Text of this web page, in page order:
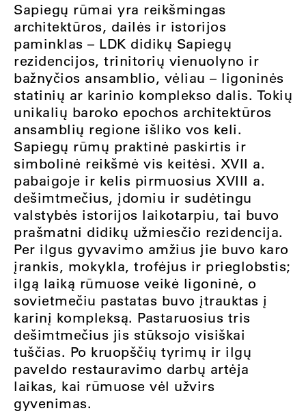
Sapiegų rūmai yra reikšmingas
architektūros, dailės ir istorijos
paminklas – LDK didikų Sapiegų
rezidencijos, trinitorių vienuolyno ir
bažnyčios ansamblio, vėliau – ligoninės
statinių ar karinio komplekso dalis. Tokių
unikalių baroko epochos architektūros
ansamblių regione išliko vos keli.
Sapiegų rūmų praktinė paskirtis ir
simbolinė reikšmė vis keitėsi. XVII a.
pabaigoje ir kelis pirmuosius XVIII a.
dešimtmečius, įdomiu ir sudėtingu
valstybės istorijos laikotarpiu, tai buvo
prašmatni didikų užmiesčio rezidencija.
Per ilgus gyvavimo amžius jie buvo karo
įrankis, mokykla, trofėjus ir prieglobstis;
ilgą laiką rūmuose veikė ligoninė, o
sovietmečiu pastatas buvo įtrauktas į
karinį kompleksą. Pastaruosius tris
dešimtmečius jis stūksojo visiškai
tuščias. Po kruopščių tyrimų ir ilgų
paveldo restauravimo darbų artėja
laikas, kai rūmuose vėl užvirs
gyvenimas.